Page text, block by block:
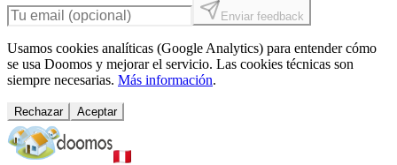
Enviar feedback
Usamos cookies analíticas (Google Analytics) para entender cómo
se usa Doomos y mejorar el servicio. Las cookies técnicas son
siempre necesarias. Más información.
Rechazar Aceptar